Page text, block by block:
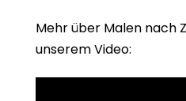
Mehr über Malen nach
unserem Video: